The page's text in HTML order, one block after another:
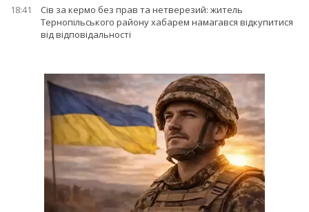
18:41
Сів за кермо без прав та нетверезий: житель
Тернопільського району хабарем намагався відкупитися
від відповідальності